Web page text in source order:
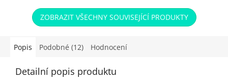
hvězdiček.
ZOBRAZIT VŠECHNY SOUVISEJÍCÍ PRODUKTY
Popis Podobné (12) Hodnocení
Detailní popis produktu